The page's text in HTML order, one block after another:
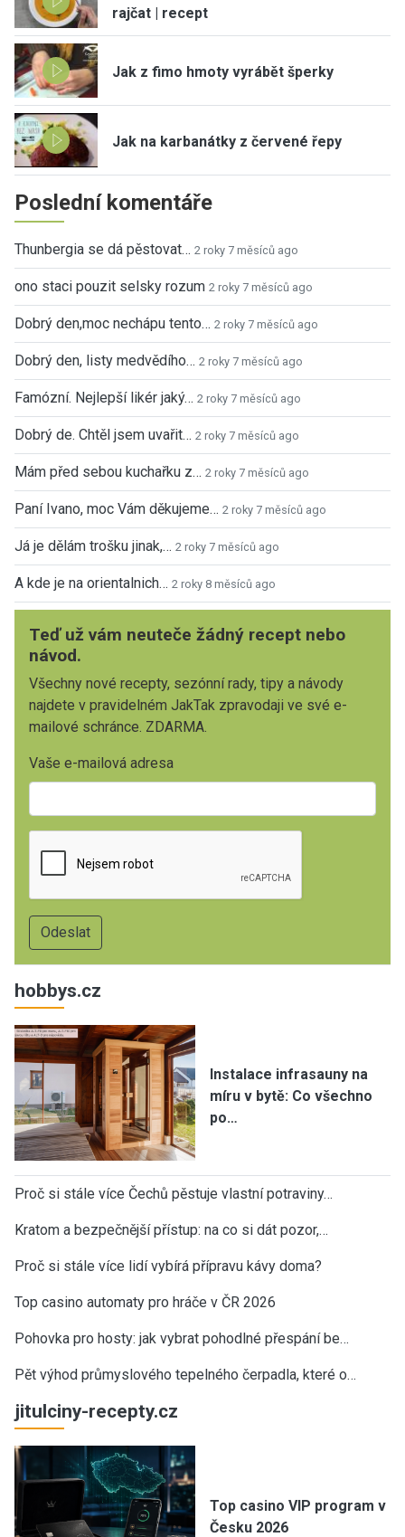
rajčat | recept
Jak z fimo hmoty vyrábět šperky
Jak na karbanátky z červené řepy
Poslední komentáře
Thunbergia se dá pěstovat… 2 roky 7 měsíců ago
ono staci pouzit selsky rozum 2 roky 7 měsíců ago
Dobrý den,moc nechápu tento… 2 roky 7 měsíců ago
Dobrý den, listy medvědího… 2 roky 7 měsíců ago
Famózní. Nejlepší likér jaký… 2 roky 7 měsíců ago
Dobrý de. Chtěl jsem uvařit… 2 roky 7 měsíců ago
Mám před sebou kuchařku z… 2 roky 7 měsíců ago
Paní Ivano, moc Vám děkujeme… 2 roky 7 měsíců ago
Já je dělám trošku jinak,… 2 roky 7 měsíců ago
A kde je na orientalnich… 2 roky 8 měsíců ago
Teď už vám neuteče žádný recept nebo
návod.
Všechny nové recepty, sezónní rady, tipy a návody
najdete v pravidelném JakTak zpravodaji ve své e-
mailové schránce. ZDARMA.
Vaše e-mailová adresa
hobbys.cz
Instalace infrasauny na
míru v bytě: Co všechno
po…
Proč si stále více Čechů pěstuje vlastní potraviny…
Kratom a bezpečnější přístup: na co si dát pozor,…
Proč si stále více lidí vybírá přípravu kávy doma?
Top casino automaty pro hráče v ČR 2026
Pohovka pro hosty: jak vybrat pohodlné přespání be…
Pět výhod průmyslového tepelného čerpadla, které o…
jitulciny-recepty.cz
Top casino VIP program v
Česku 2026